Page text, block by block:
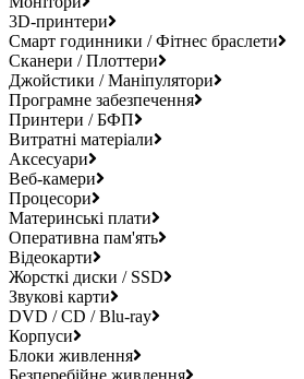
3D-принтери
Смарт годинники / Фітнес браслети
Сканери / Плоттери
Джойстики / Маніпулятори
Програмне забезпечення
Принтери / БФП
Витратні матеріали
Аксесуари
Веб-камери
Процесори
Материнські плати
Оперативна пам'ять
Відеокарти
Жорсткі диски / SSD
Звукові карти
DVD / CD / Blu-ray
Корпуси
Блоки живлення
Безперебійне живлення